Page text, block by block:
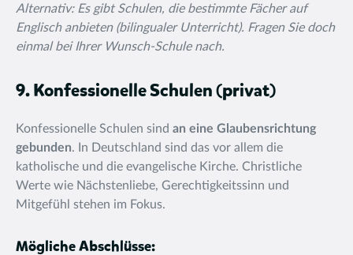
Alternativ: Es gibt Schulen, die bestimmte Fächer auf
Englisch anbieten (bilingualer Unterricht). Fragen Sie doch
einmal bei Ihrer Wunsch-Schule nach.
9. Konfessionelle Schulen (privat)
Konfessionelle Schulen sind an eine Glaubensrichtung
gebunden. In Deutschland sind das vor allem die
katholische und die evangelische Kirche. Christliche
Werte wie Nächstenliebe, Gerechtigkeitssinn und
Mitgefühl stehen im Fokus.
Mögliche Abschlüsse: